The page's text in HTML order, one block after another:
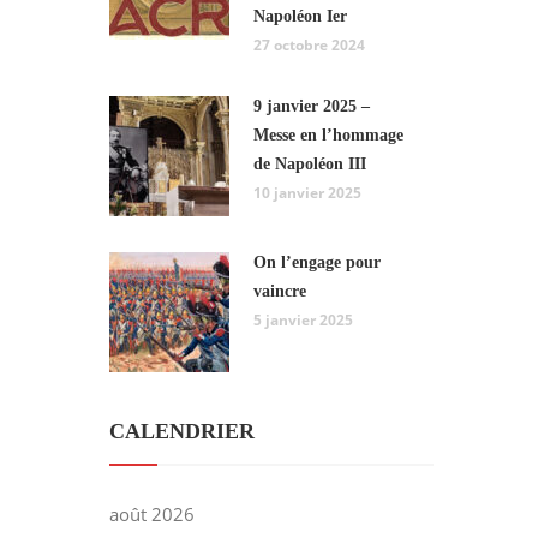
Napoléon Ier
27 octobre 2024
9 janvier 2025 –
Messe en l’hommage
de Napoléon III
10 janvier 2025
On l’engage pour
vaincre
5 janvier 2025
CALENDRIER
août 2026